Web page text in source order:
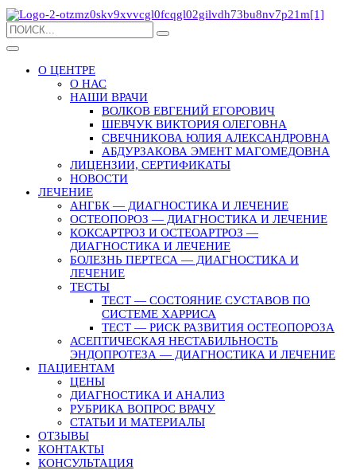
О ЦЕНТРЕ
О НАС
НАШИ ВРАЧИ
ВОЛКОВ ЕВГЕНИЙ ЕГОРОВИЧ
ШЕВЧУК ВИКТОРИЯ ОЛЕГОВНА
СВЕЧНИКОВА ЮЛИЯ АЛЕКСАНДРОВНА
АБДУРЗАКОВА ЭМЕНТ МАГОМЕДОВНА
ЛИЦЕНЗИИ, СЕРТИФИКАТЫ
НОВОСТИ
ЛЕЧЕНИЕ
АНГБК — ДИАГНОСТИКА И ЛЕЧЕНИЕ
ОСТЕОПОРОЗ — ДИАГНОСТИКА И ЛЕЧЕНИЕ
КОКСАРТРОЗ И ОСТЕОАРТРОЗ —
ДИАГНОСТИКА И ЛЕЧЕНИЕ
БОЛЕЗНЬ ПЕРТЕСА — ДИАГНОСТИКА И
ЛЕЧЕНИЕ
ТЕСТЫ
ТЕСТ — СОСТОЯНИЕ СУСТАВОВ ПО
СИСТЕМЕ ХАРРИСА
ТЕСТ — РИСК РАЗВИТИЯ ОСТЕОПОРОЗА
АСЕПТИЧЕСКАЯ НЕСТАБИЛЬНОСТЬ
ЭНДОПРОТЕЗА — ДИАГНОСТИКА И ЛЕЧЕНИЕ
ПАЦИЕНТАМ
ЦЕНЫ
ДИАГНОСТИКА И АНАЛИЗ
РУБРИКА ВОПРОС ВРАЧУ
СТАТЬИ И МАТЕРИАЛЫ
ОТЗЫВЫ
КОНТАКТЫ
КОНСУЛЬТАЦИЯ